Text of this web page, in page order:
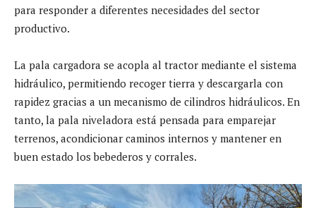
para responder a diferentes necesidades del sector
productivo.
La pala cargadora se acopla al tractor mediante el sistema
hidráulico, permitiendo recoger tierra y descargarla con
rapidez gracias a un mecanismo de cilindros hidráulicos. En
tanto, la pala niveladora está pensada para emparejar
terrenos, acondicionar caminos internos y mantener en
buen estado los bebederos y corrales.